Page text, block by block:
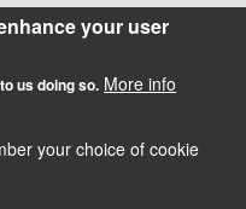
your user
us doing so. More info
your choice of cookie